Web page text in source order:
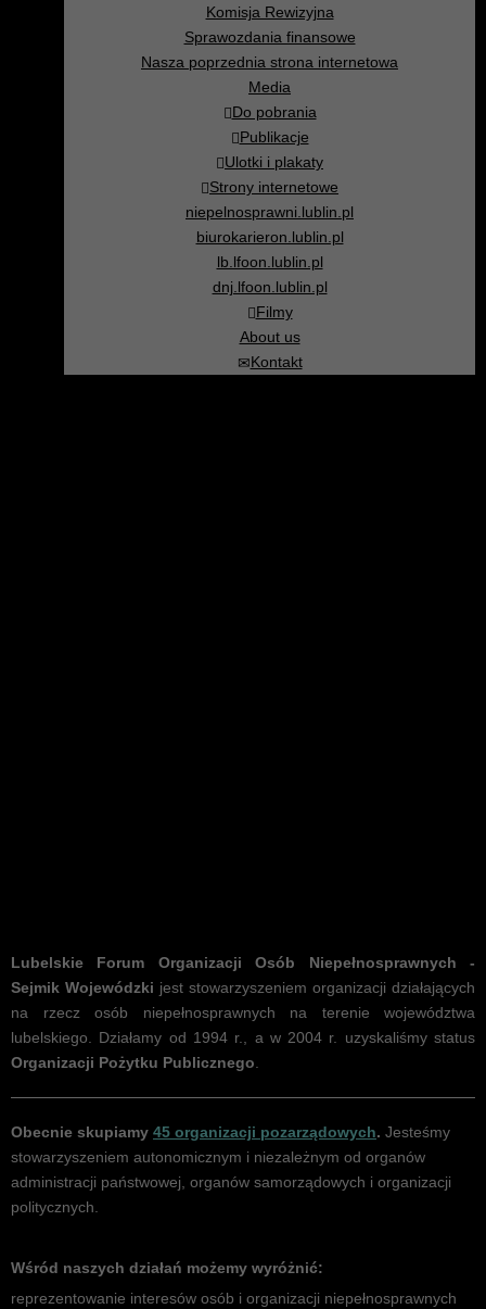
Komisja Rewizyjna
Sprawozdania finansowe
Nasza poprzednia strona internetowa
Media
Do pobrania
Publikacje
Ulotki i plakaty
Strony internetowe
niepelnosprawni.lublin.pl
biurokarieron.lublin.pl
lb.lfoon.lublin.pl
dnj.lfoon.lublin.pl
Filmy
About us
Kontakt
Lubelskie Forum Organizacji Osób Niepełnosprawnych -
Sejmik Wojewódzki jest stowarzyszeniem organizacji działających
na rzecz osób niepełnosprawnych na terenie województwa
lubelskiego. Działamy od 1994 r., a w 2004 r. uzyskaliśmy status
Organizacji Pożytku Publicznego
Obecnie skupiamy 45 organizacji pozarządowych. Jesteśmy
stowarzyszeniem autonomicznym i niezależnym od organów
administracji państwowej, organów samorządowych i organizacji
politycznych.
Wśród naszych działań możemy wyróżnić:
reprezentowanie interesów osób i organizacji niepełnosprawnych